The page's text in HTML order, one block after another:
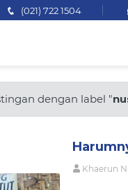
(021) 722 1504
dengan label "
Khaerun